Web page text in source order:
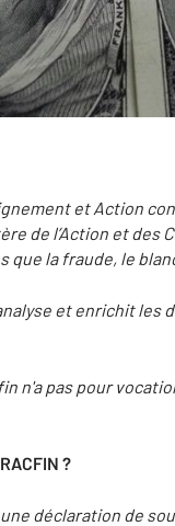
et Action
de l’Action et des
la fraude, le
et enrichit les
n'a pas pour
?
déclaration de